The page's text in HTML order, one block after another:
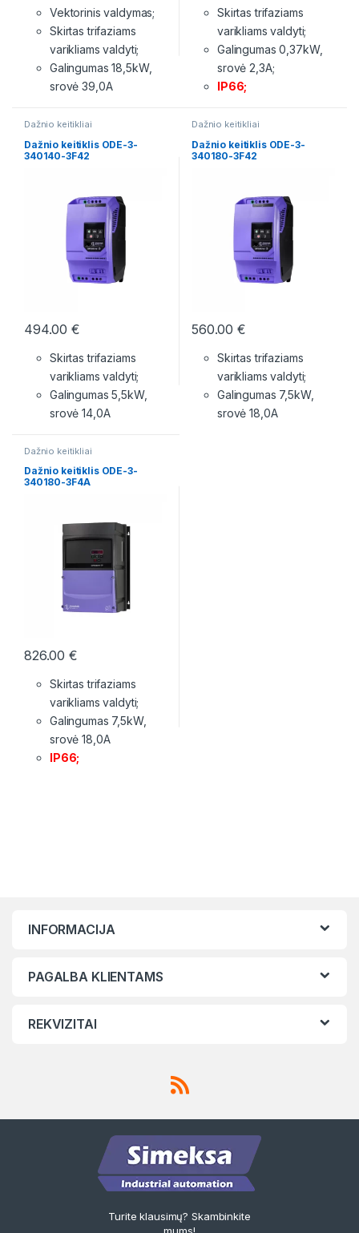
Vektorinis valdymas;
Skirtas trifaziams
varikliams valdyti;
Galingumas 18,5kW,
srovė 39,0A
Skirtas trifaziams
varikliams valdyti;
Galingumas 0,37kW,
srovė 2,3A;
IP66;
Dažnio keitikliai
Dažnio keitiklis ODE-3-
340140-3F42
494.00€
Skirtas trifaziams
varikliams valdyti;
Galingumas 5,5kW,
srovė 14,0A
Dažnio keitikliai
Dažnio keitiklis ODE-3-
340180-3F42
560.00€
Skirtas trifaziams
varikliams valdyti;
Galingumas 7,5kW,
srovė 18,0A
Dažnio keitikliai
Dažnio keitiklis ODE-3-
340180-3F4A
826.00€
Skirtas trifaziams
varikliams valdyti;
Galingumas 7,5kW,
srovė 18,0A
IP66;
INFORMACIJA
PAGALBA KLIENTAMS
REKVIZITAI
Turite klausimų? Skambinkite
mums!